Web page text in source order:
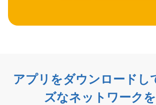
アプリをダウンロードし
ズなネットワーク